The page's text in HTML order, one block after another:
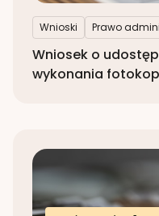
Wnioski Prawo
Wniosek o
wykonania